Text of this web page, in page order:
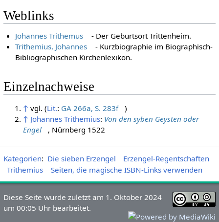
Weblinks
Johannes Trithemus
- Der Geburtsort Trittenheim.
Trithemius, Johannes
- Kurzbiographie im Biographisch-
Bibliographischen Kirchenlexikon.
Einzelnachweise
↑ vgl. (Lit.: GA 266a, S. 283f
)
↑ Johannes Trithemius: Von den syben Geysten oder
Engel
, Nürnberg 1522
Kategorien: Die sieben Erzengel
Erzengel-Regentschaften
Trithemius
Seiten, die magische ISBN-Links verwenden
Diese Seite wurde zuletzt am 1. Oktober 2024
um 00:05 Uhr bearbeitet.